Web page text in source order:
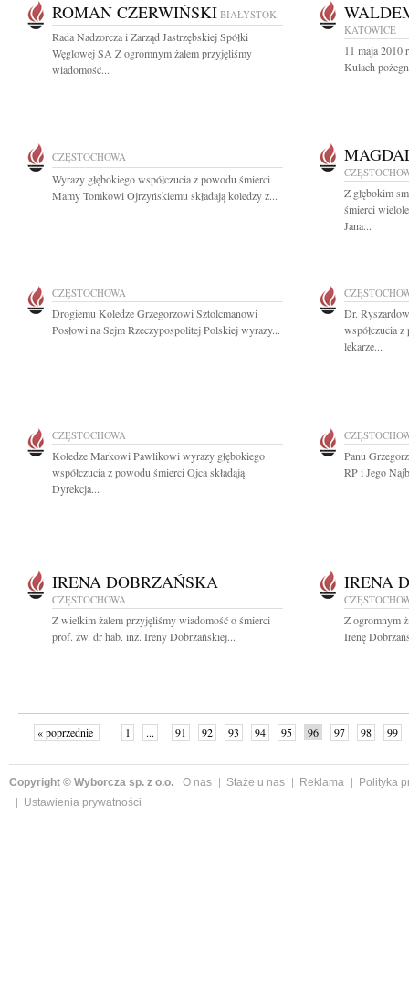
ROMAN CZERWIŃSKI BIAŁYSTOK
Rada Nadzorcza i Zarząd Jastrzębskiej Spółki
Węglowej SA Z ogromnym żalem przyjęliśmy
wiadomość...
KATOWICE
11 maja 2010
Kulach
CZĘSTOCHOWA
Wyrazy głębokiego współczucia z powodu śmierci
Mamy Tomkowi Ojrzyńskiemu składają koledzy z...
Z głębokim
śmierci
Jana...
CZĘSTOCHOWA
Drogiemu Koledze Grzegorzowi Sztolcmanowi
Posłowi na Sejm Rzeczypospolitej Polskiej wyrazy...
Dr.
współczucia
lekarze...
CZĘSTOCHOWA
Koledze Markowi Pawlikowi wyrazy głębokiego
współczucia z powodu śmierci Ojca składają
Dyrekcja...
Panu
RP i Jego
IRENA DOBRZAŃSKA
CZĘSTOCHOWA
Z wielkim żalem przyjęliśmy wiadomość o śmierci
prof. zw. dr hab. inż. Ireny Dobrzańskiej...
IRENA
Z ogromnym
Irenę
« poprzednie 1 ... 91 92 93 94 95 96 97 98 99
Copyright © Wyborcza sp. z o.o. O nas Staże u nas Reklama
Polityka
Ustawienia prywatności